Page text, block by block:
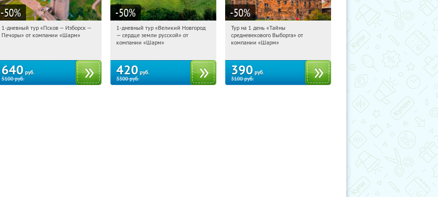
-50%
14:25:13 Купили:12
1-дневный тур «Псков — Изборск —
Печоры» от компании «Шарм»
640 руб.
5100руб.
-50%
14:25:13 Купили:22
Достоевская
1-дневный тур «Великий Новгород
— сердце земли русской» от
компании «Шарм»
420 руб.
3300руб.
-50%
14:25:13
Достоевская
Тур на 1 день «Тайны
средневекового Выборга» от
компании «Шарм»
390 руб.
3100руб.